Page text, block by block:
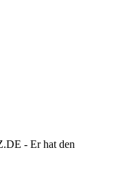
- Er hat den